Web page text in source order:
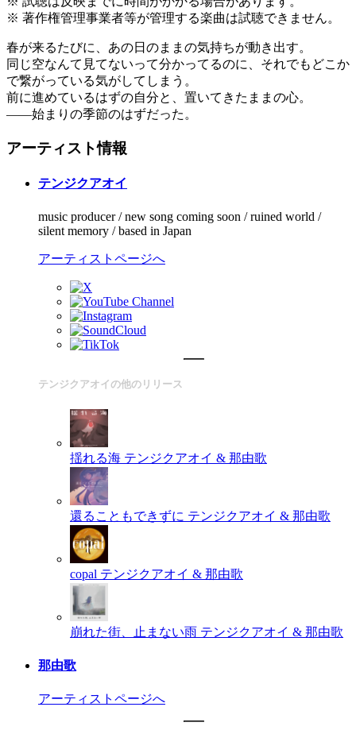
※ 著作権管理事業者等が管理する楽曲は試聴できません。
春が来るたびに、あの日のままの気持ちが動き出す。
同じ空なんて見てないって分かってるのに、それでもどこか
で繋がっている気がしてしまう。
前に進めているはずの自分と、置いてきたままの心。
——始まりの季節のはずだった。
アーティスト情報
テンジクアオイ
music producer / new song coming soon / ruined world /
silent memory / based in Japan
アーティストページへ
テンジクアオイの他のリリース
揺れる海 テンジクアオイ & 那由歌
還ることもできずに テンジクアオイ & 那由歌
copal テンジクアオイ & 那由歌
崩れた街、止まない雨 テンジクアオイ & 那由歌
那由歌
アーティストページへ